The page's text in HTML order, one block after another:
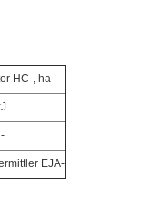
HC-, ha
EJA-